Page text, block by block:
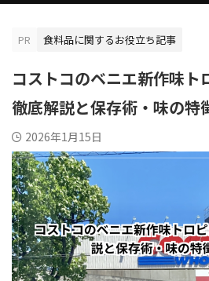
PR 食料品に関するお役立ち記事
コストコのベニエ新作味ト
徹底解説と保存術・味の特
2026年1月15日